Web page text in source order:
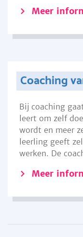
Meer
Coaching
Bij coaching
leert om zelf
wordt en meer
leerling geeft
werken. De
Meer